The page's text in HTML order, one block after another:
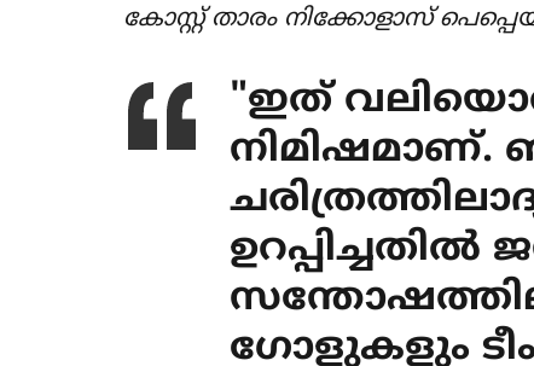
കോസ്റ്റ് താരം നിക്കോളാസ്
"ഇത്
നിമിഷമാണ്.
ഗോളുകളും